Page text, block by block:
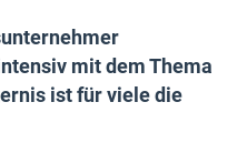
mit dem Thema
ist für viele die